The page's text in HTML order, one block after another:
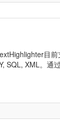
目
SQL, XML。通